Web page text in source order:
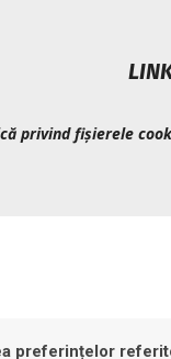
privind fișierele
preferințelor